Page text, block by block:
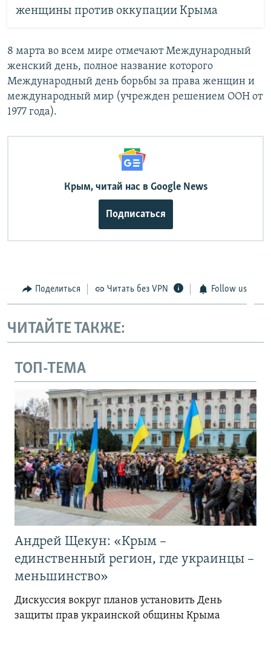
женщины против оккупации Крыма
8 марта во всем мире отмечают Международный
женский день, полное название которого
Международный день борьбы за права женщин и
международный мир (учрежден решением ООН от
1977 года).
Крым, читай нас в Google News
Подписаться
Поделиться Читать без VPN Follow us
ЧИТАЙТЕ ТАКЖЕ:
ТОП-ТЕМА
Андрей Щекун: «Крым –
единственный регион, где украинцы –
меньшинство»
Дискуссия вокруг планов установить День
защиты прав украинской общины Крыма